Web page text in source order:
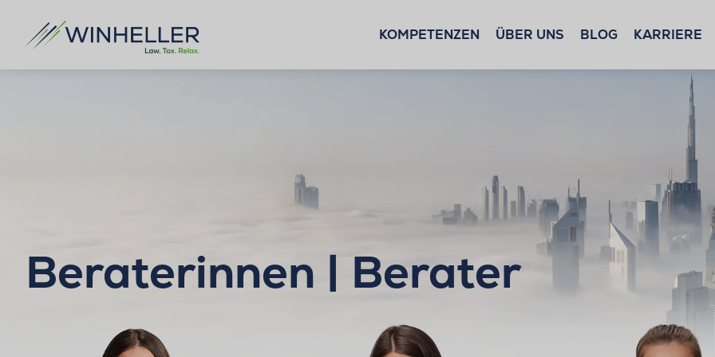
KOMPETENZEN ÜBER UNS BLOG KARRIERE
Beraterinnen | Berater